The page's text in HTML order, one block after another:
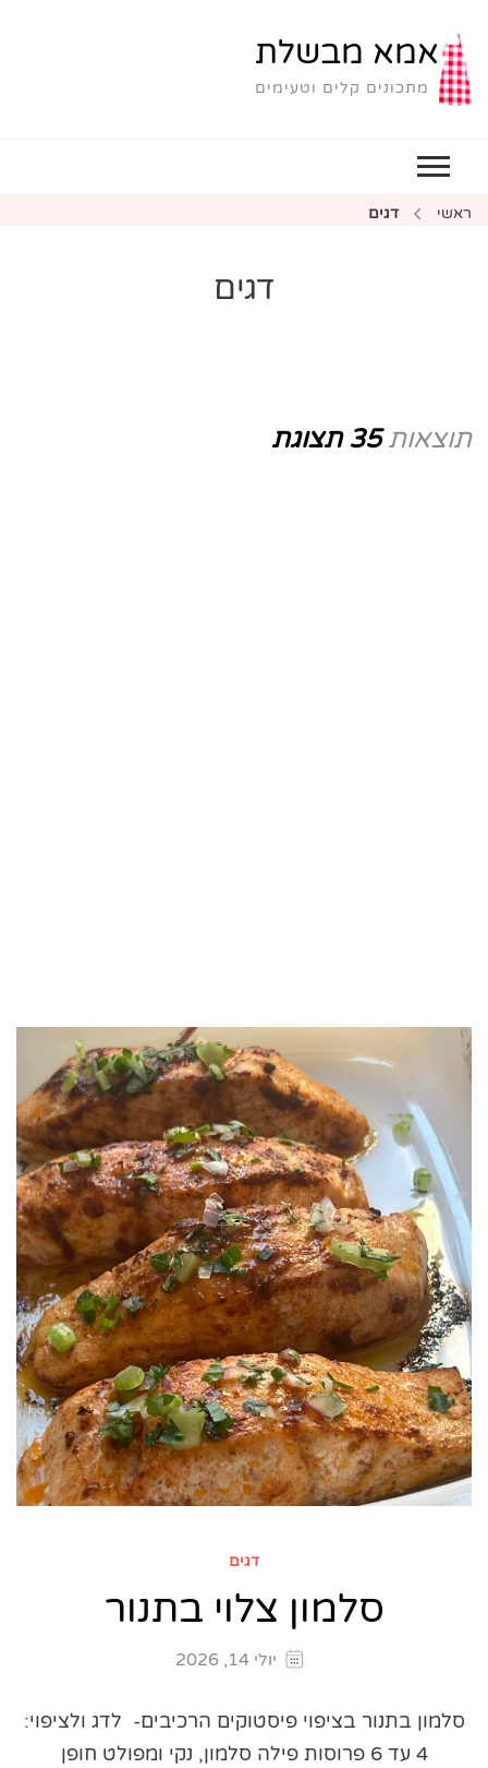
אמא מבשלת
מתכונים קלים וטעימים
ראשי דגים
דגים
תוצאות35 תצוגת
דגים
סלמון צלוי בתנור
יולי 14, 2026
סלמון בתנור בציפוי פיסטוקים הרכיבים- לדג ולציפוי:
4 עד 6 פרוסות פילה סלמון, נקי ומפולט חופן